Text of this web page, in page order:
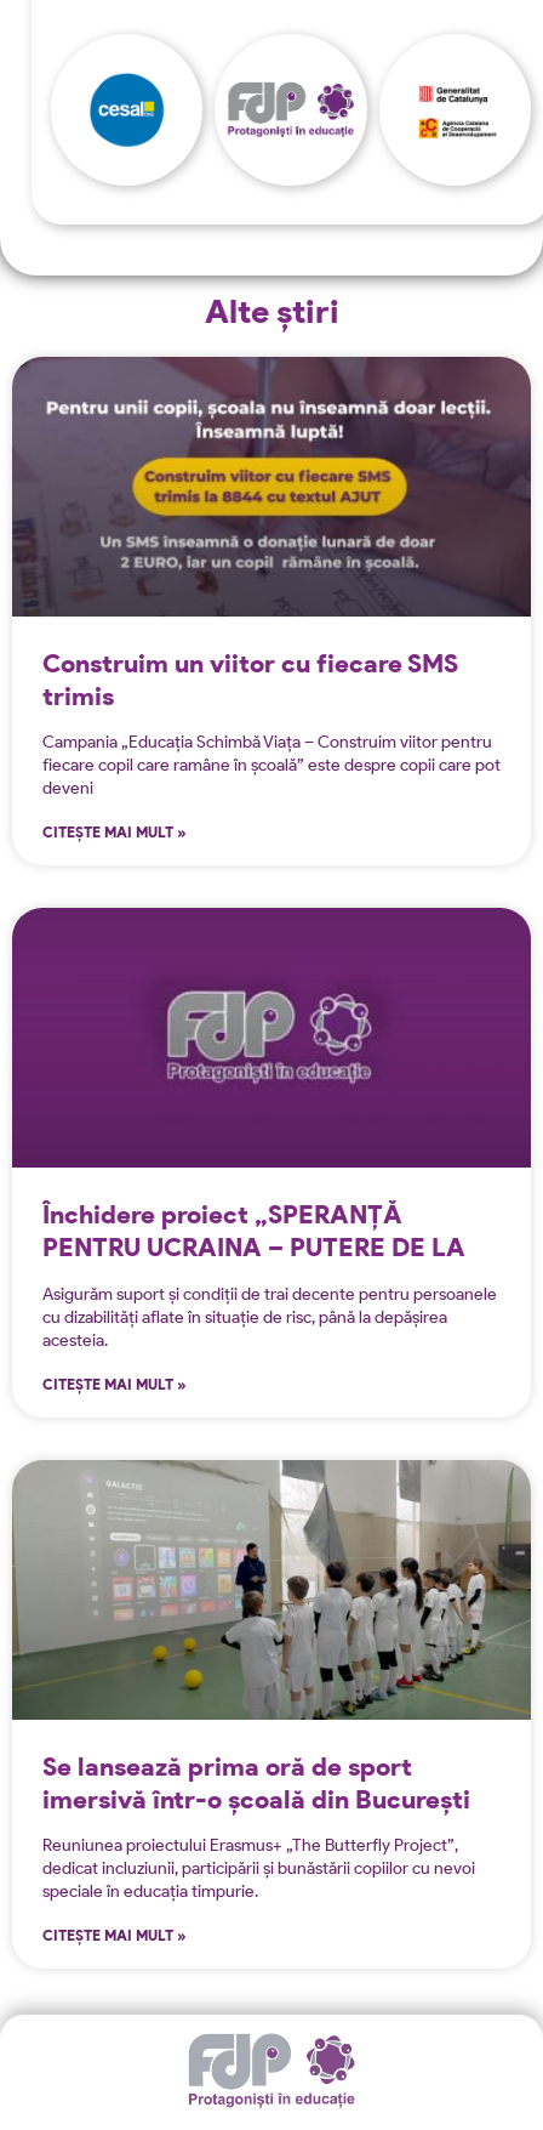
Alte știri
Construim un viitor cu fiecare SMS
trimis
Campania „Educația Schimbă Viața – Construim viitor pentru
fiecare copil care ramâne în școală” este despre copii care pot
deveni
CITEȘTE MAI MULT »
Închidere proiect „SPERANȚĂ
PENTRU UCRAINA – PUTERE DE LA
TOȚI”
Asigurăm suport și condiții de trai decente pentru persoanele
cu dizabilități aflate în situație de risc, până la depășirea
acesteia.
CITEȘTE MAI MULT »
Se lansează prima oră de sport
imersivă într-o școală din București
Reuniunea proiectului Erasmus+ „The Butterfly Project”,
dedicat incluziunii, participării și bunăstării copiilor cu nevoi
speciale în educația timpurie.
CITEȘTE MAI MULT »